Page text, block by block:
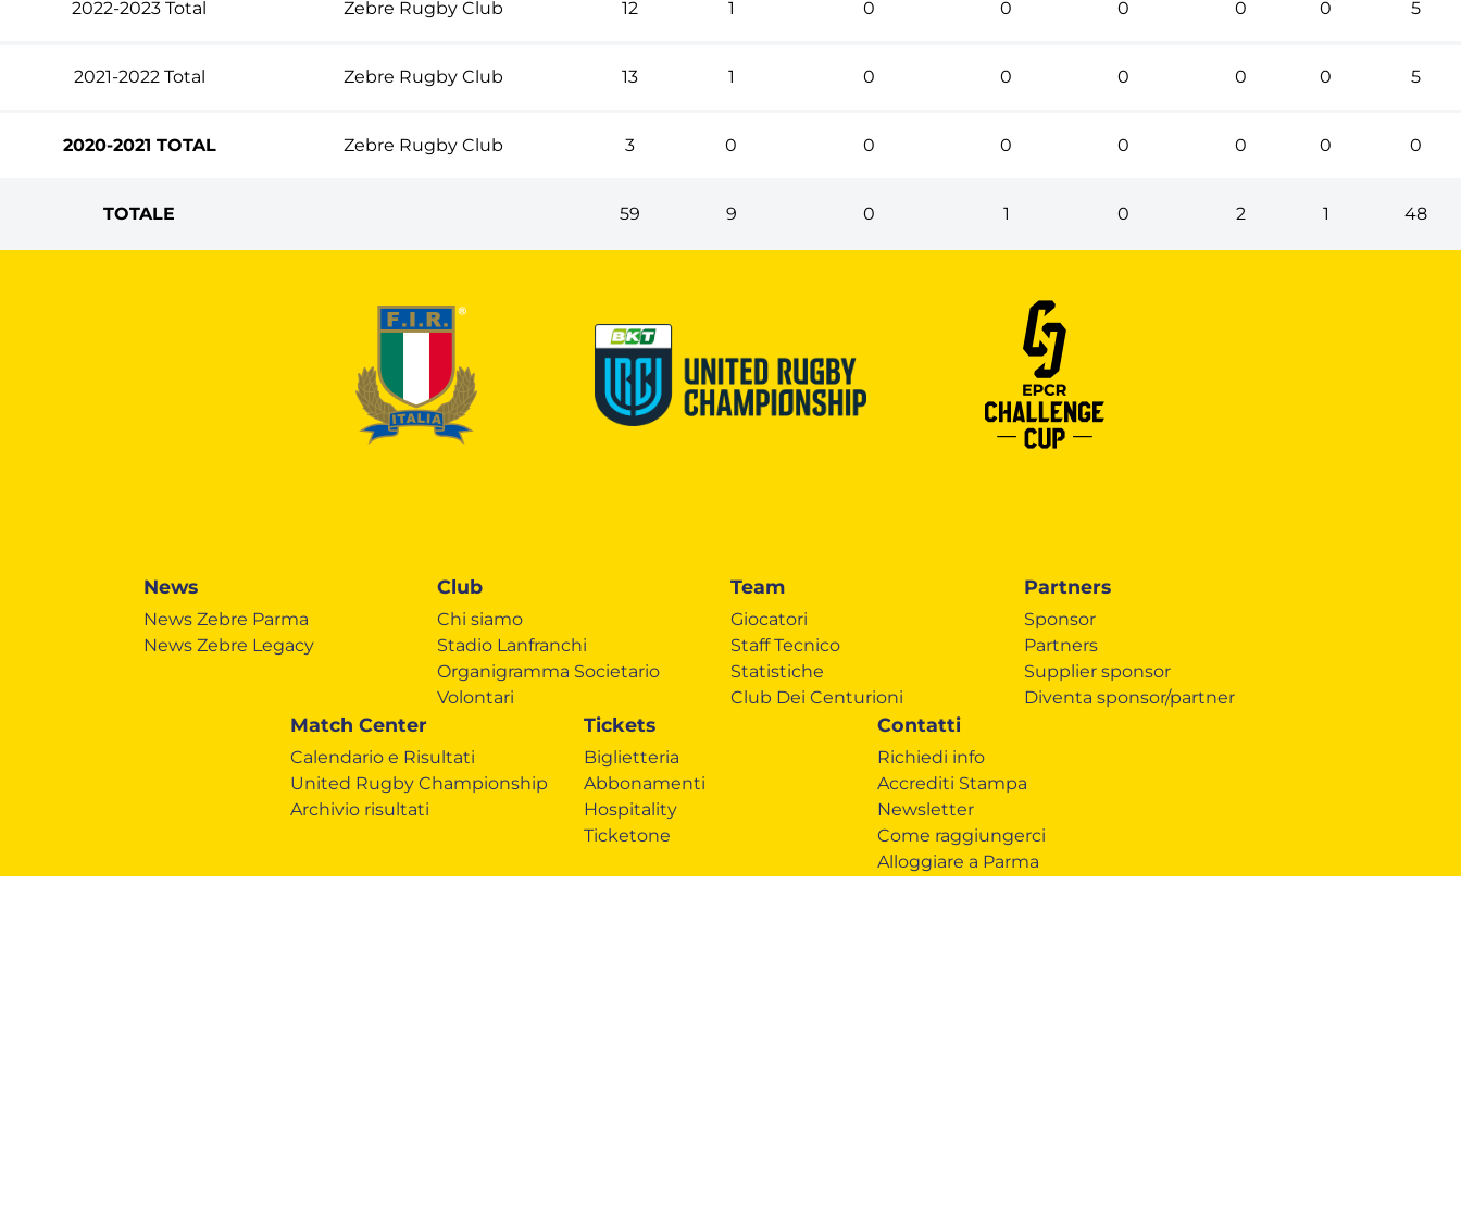
2022-2023 Total Zebre Rugby Club 12 1 0 0 0 0 0 5
2021-2022 Total Zebre Rugby Club 13 1 0 0 0 0 0 5
2020-2021 TOTAL Zebre Rugby Club 3 0 0 0 0 0 0 0
TOTALE 59 9 0 1 0 2 1 48
News
News Zebre Parma
News Zebre Legacy
Club
Chi siamo
Stadio Lanfranchi
Organigramma Societario
Volontari
Team
Giocatori
Staff Tecnico
Statistiche
Club Dei Centurioni
Partners
Sponsor
Partners
Supplier sponsor
Diventa sponsor/partner
Match Center
Calendario e Risultati
United Rugby Championship
Archivio risultati
Tickets
Biglietteria
Abbonamenti
Hospitality
Ticketone
Contatti
Richiedi info
Accrediti Stampa
Newsletter
Come raggiungerci
Alloggiare a Parma